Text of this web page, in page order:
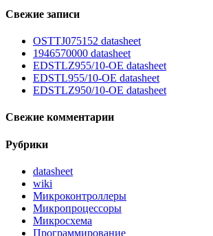
Свежие записи
OSTTJ075152 datasheet
1946570000 datasheet
EDSTLZ955/10-OE datasheet
EDSTL955/10-OE datasheet
EDSTLZ950/10-OE datasheet
Свежие комментарии
Рубрики
datasheet
wiki
Микроконтроллеры
Микропроцессоры
Микросхема
Программирование